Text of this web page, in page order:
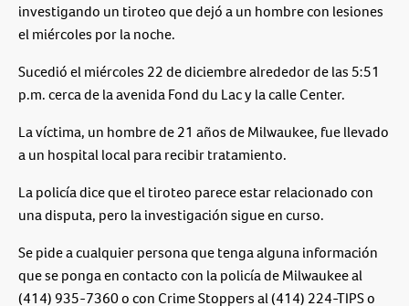
investigando un tiroteo que dejó a un hombre con lesiones
el miércoles por la noche.
Sucedió el miércoles 22 de diciembre alrededor de las 5:51
p.m. cerca de la avenida Fond du Lac y la calle Center.
La víctima, un hombre de 21 años de Milwaukee, fue llevado
a un hospital local para recibir tratamiento.
La policía dice que el tiroteo parece estar relacionado con
una disputa, pero la investigación sigue en curso.
Se pide a cualquier persona que tenga alguna información
que se ponga en contacto con la policía de Milwaukee al
(414) 935-7360 o con Crime Stoppers al (414) 224-TIPS o